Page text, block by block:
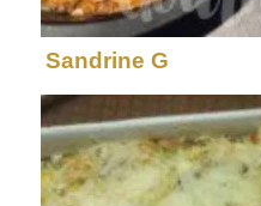
Sandrine G